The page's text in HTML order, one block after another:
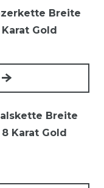
Breite
Gold
Breite
Karat Gold